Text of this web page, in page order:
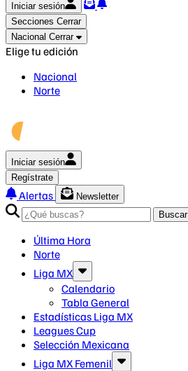
Iniciar sesión
Secciones Cerrar
Nacional Cerrar
Elige tu edición
Nacional
Norte
Iniciar sesión
Regístrate
Alertas
Newsletter
Buscar
Última Hora
Norte
Liga MX
Calendario
Tabla General
Estadísticas Liga MX
Leagues Cup
Selección Mexicana
Liga MX Femenil